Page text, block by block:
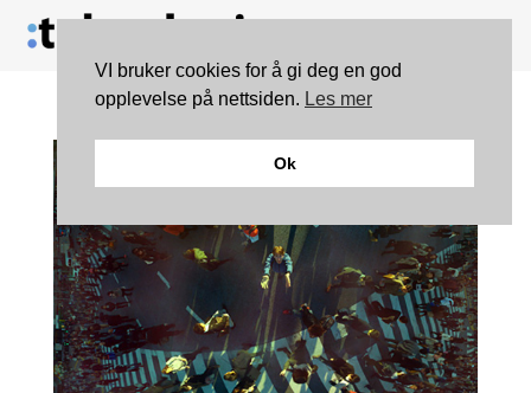
VI bruker cookies for å gi deg en god
opplevelse på nettsiden. Les mer
Ok